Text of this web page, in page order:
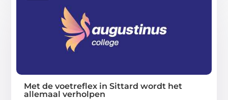
Met de voetreflex in Sittard wordt het
allemaal verholpen